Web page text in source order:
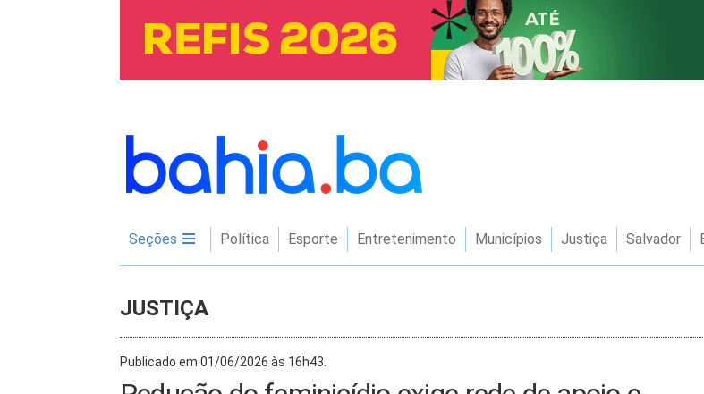
Seções Política Esporte Entretenimento Municípios Justiça Salvador
JUSTIÇA
Publicado em 01/06/2026 às 16h43.